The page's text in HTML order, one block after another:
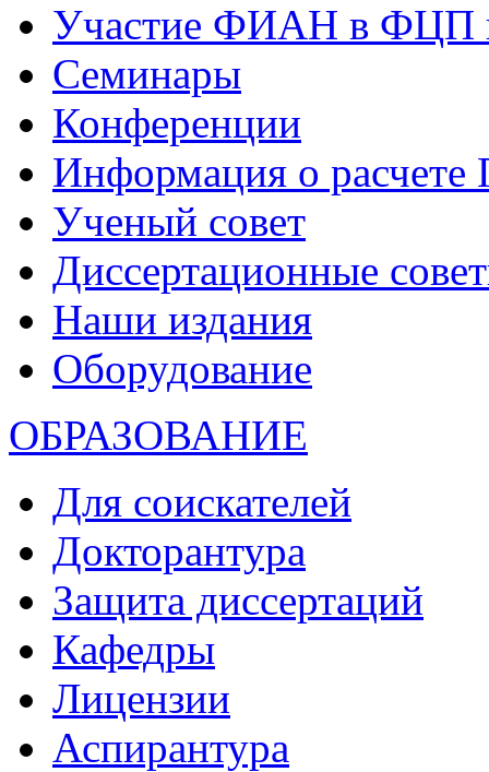
Участие ФИАН в ФЦП
Семинары
Конференции
Информация о
Ученый совет
Диссертационные
Наши издания
Оборудование
ОБРАЗОВАНИЕ
Для соискателей
Докторантура
Защита диссертаций
Кафедры
Лицензии
Аспирантура